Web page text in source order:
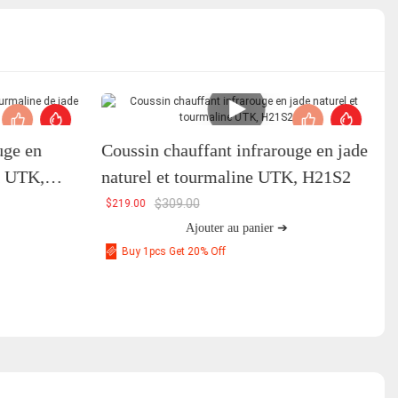
en
UTK,
Coussin chauffant infrarouge en jade
naturel et tourmaline UTK, H21S2
Buy 1pcs Get 20% Off
$219.00 $309.00
Ajouter au panier ➔